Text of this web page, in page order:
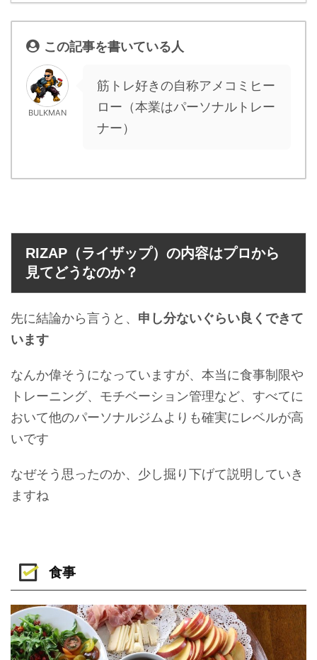
この記事を書いている人
BULKMAN
筋トレ好きの自称アメコミヒー
ロー（本業はパーソナルトレー
ナー）
RIZAP（ライザップ）の内容はプロから
見てどうなのか？
先に結論から言うと、 申し分ないぐらい良くできて
います
なんか偉そうになっていますが、本当に食事制限や
トレーニング、モチベーション管理など、すべてに
おいて他のパーソナルジムよりも確実にレベルが高
いです
なぜそう思ったのか、少し掘り下げて説明していき
ますね
食事